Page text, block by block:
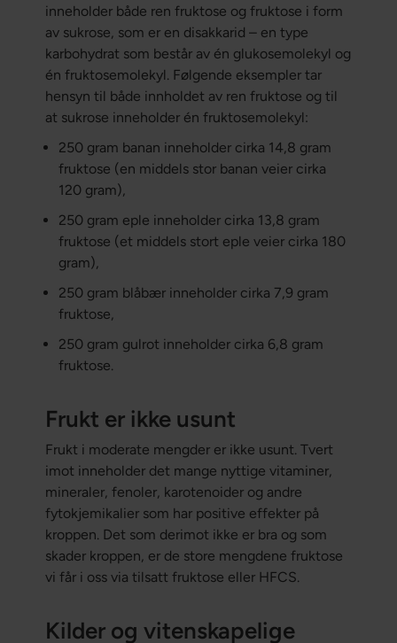
inneholder både ren fruktose og fruktose i form
av sukrose, som er en disakkarid – en type
karbohydrat som består av én glukosemolekyl og
én fruktosemolekyl. Følgende eksempler tar
hensyn til både innholdet av ren fruktose og til
at sukrose inneholder én fruktosemolekyl:
250 gram banan inneholder cirka 14,8 gram
fruktose (en middels stor banan veier cirka
120 gram),
250 gram eple inneholder cirka 13,8 gram
fruktose (et middels stort eple veier cirka 180
gram),
250 gram blåbær inneholder cirka 7,9 gram
fruktose,
250 gram gulrot inneholder cirka 6,8 gram
fruktose.
Frukt er ikke usunt
Frukt i moderate mengder er ikke usunt. Tvert
imot inneholder det mange nyttige vitaminer,
mineraler, fenoler, karotenoider og andre
fytokjemikalier som har positive effekter på
kroppen. Det som derimot ikke er bra og som
skader kroppen, er de store mengdene fruktose
vi får i oss via tilsatt fruktose eller HFCS.
Kilder og vitenskapelige